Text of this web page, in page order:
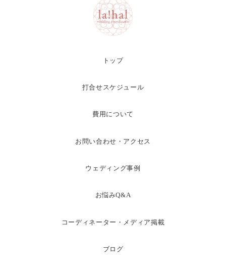
トップ
打合せスケジュール
費用について
お問い合わせ・アクセス
ウェディング事例
お悩みQ&A
コーディネーター・メディア掲載
ブログ